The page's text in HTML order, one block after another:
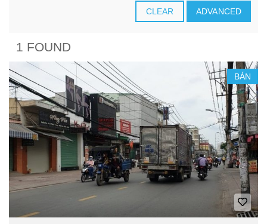
CLEAR ADVANCED
1 FOUND
BÁN